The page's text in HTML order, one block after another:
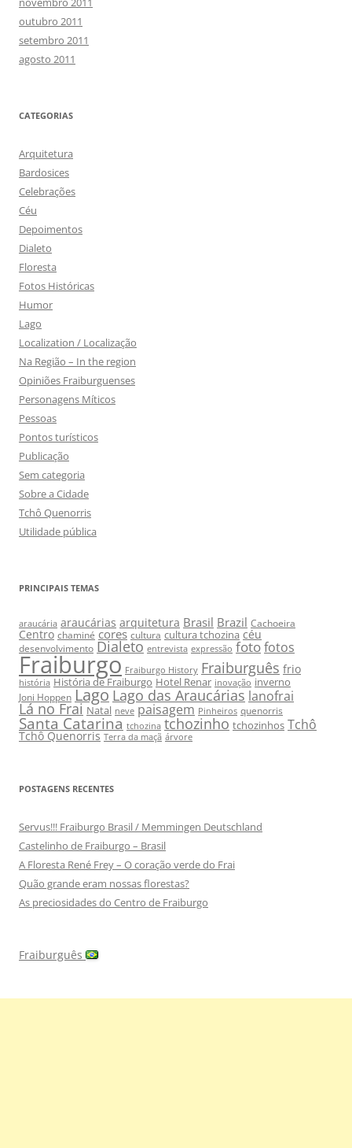
outubro 2011
setembro 2011
agosto 2011
CATEGORIAS
Arquitetura
Bardosices
Celebrações
Céu
Depoimentos
Dialeto
Floresta
Fotos Históricas
Humor
Lago
Localization / Localização
Na Região – In the region
Opiniões Fraiburguenses
Personagens Míticos
Pessoas
Pontos turísticos
Publicação
Sem categoria
Sobre a Cidade
Tchô Quenorris
Utilidade pública
PRINCIPAIS TEMAS
araucária araucárias arquitetura Brasil Brazil Cachoeira
Centro chaminé cores cultura cultura tchozina céu
desenvolvimento Dialeto entrevista expressão fotofotos
Fraiburgo Fraiburgo History Fraiburguês frio
história História de Fraiburgo Hotel Renar inovação inverno
Joni Hoppen Lago Lago das Araucárias lanofrai
Lá no Frai Natal neve paisagem Pinheiros quenorris
Santa Catarina tchozina tchozinho tchozinhos Tchô
Tchô Quenorris Terra da maçã árvore
POSTAGENS RECENTES
Servus!!! Fraiburgo Brasil / Memmingen Deutschland
Castelinho de Fraiburgo – Brasil
A Floresta René Frey – O coração verde do Frai
Quão grande eram nossas florestas?
As preciosidades do Centro de Fraiburgo
Fraiburguês